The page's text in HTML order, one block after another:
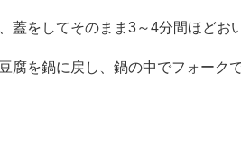
蓋をしてそのまま3～4分間ほどお
腐を鍋に戻し、鍋の中でフォーク